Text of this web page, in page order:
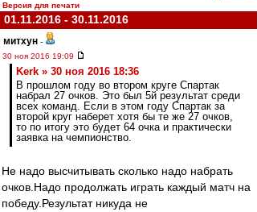
Версия для печати
01.11.2016 - 30.11.2016
митхун -
30 ноя 2016 19:09
Kerk » 30 ноя 2016 18:36
В прошлом году во втором круге Спартак
набрал 27 очков. Это был 5й результат среди
всех команд. Если в этом году Спартак за
второй круг наберет хотя бы те же 27 очков,
то по итогу это будет 64 очка и практически
заявка на чемпионство.
Не надо высчитывать сколько надо набрать
очков.Надо продолжать играть каждый матч на
победу.Результат никуда не